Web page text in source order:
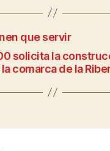
que servir
solicita la
comarca de la